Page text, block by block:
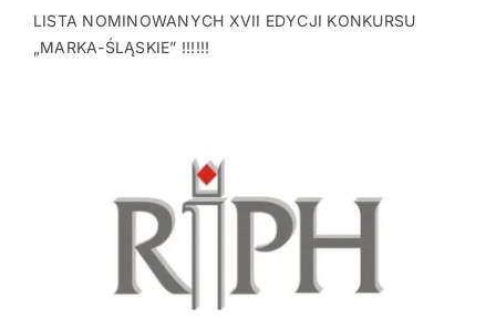
LISTA NOMINOWANYCH XVII EDYCJI KONKURSU
„MARKA-ŚLĄSKIE” !!!!!!